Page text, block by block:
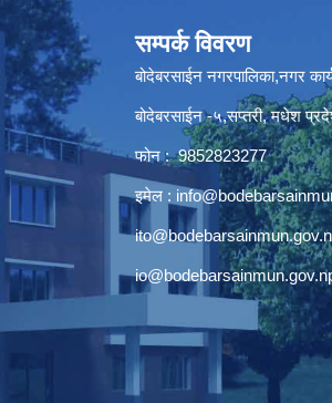
सम्पर्क विवरण
बोदेबरसाईन नगरपालिका,नगर
बोदेबरसाईन -५,सप्तरी, मधेश
फोन : 9852823277
इमेल :